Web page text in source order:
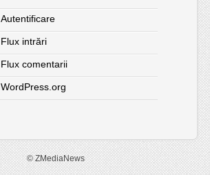
Autentificare
Flux intrări
Flux comentarii
WordPress.org
© ZMediaNews